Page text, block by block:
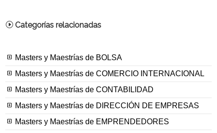
Categorías relacionadas
Masters y Maestrías de BOLSA
Masters y Maestrías de COMERCIO INTERNACIONAL
Masters y Maestrías de CONTABILIDAD
Masters y Maestrías de DIRECCIÓN DE EMPRESAS
Masters y Maestrías de EMPRENDEDORES